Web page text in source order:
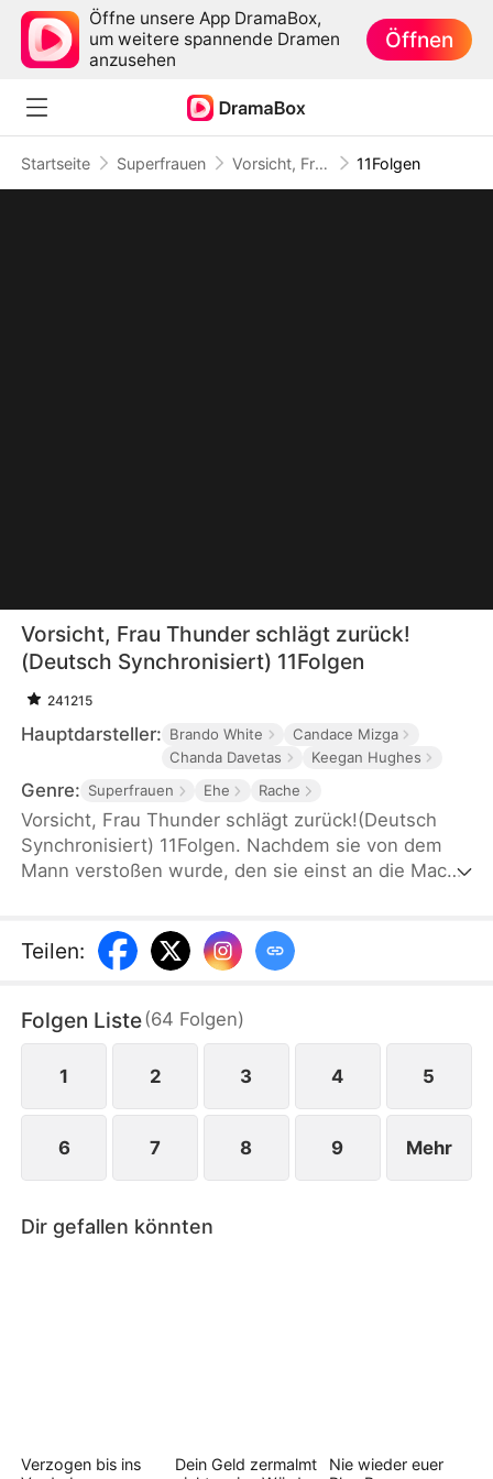
Öffne unsere App DramaBox,
um weitere spannende Dramen
anzusehen
Öffnen
Startseite Superfrauen Vorsicht, Frau Thunder schlägt zurück!(Deutsch Synchronisiert) 11Folgen
Vorsicht, Frau Thunder schlägt zurück!
(Deutsch Synchronisiert) 11Folgen
241215
Hauptdarsteller: Brando White
Candace Mizga
Chanda Davetas
Keegan Hughes
Genre: Superfrauen Ehe Rache
Vorsicht, Frau Thunder schlägt zurück!(Deutsch
Synchronisiert) 11Folgen. Nachdem sie von dem
Mann verstoßen wurde, den sie einst an die Macht
Plötzlich macht ihr ein mysteriöser Milliardär einen
Heiratsantrag – ein Ereignis, das nicht nur ihr
Mark erschüttert.
Teilen:
Folgen Liste(64 Folgen)
1 2 3 4 5
6 7 8 9 Mehr
Dir gefallen könnten
Verzogen bis ins
Dein Geld zermalmt
Nie wieder euer